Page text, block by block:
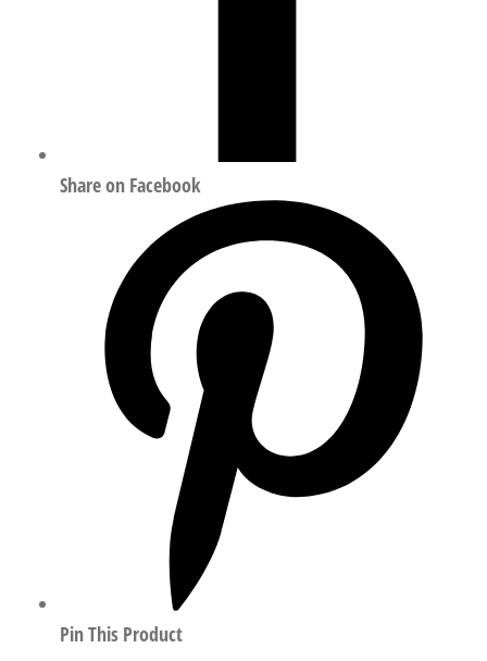
Share on Facebook
Pin This Product